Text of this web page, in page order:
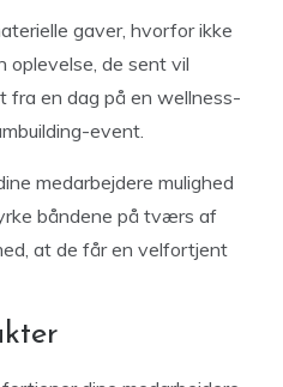
gaver, hvorfor ikke
oplevelse, de sent vil
fra en dag på en wellness-
event.
medarbejdere mulighed
båndene på tværs af
at de får en velfortjent